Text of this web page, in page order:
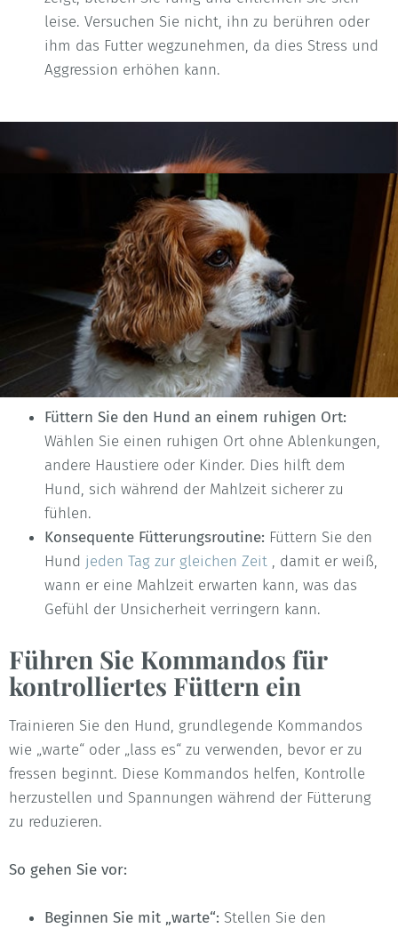
leise. Versuchen Sie nicht, ihn zu berühren oder
ihm das Futter wegzunehmen, da dies Stress und
Aggression erhöhen kann.
Etablieren Sie eine
Fütterungsroutine und eine
sichere Umgebung
Schaffen Sie eine vorhersehbare Fütterungsumgebung,
die sicher und ruhig ist. Hunde, die das Gefühl haben,
dass ihre Mahlzeiten routinemäßig und ungestört sind,
neigen weniger zu aggressivem Verhalten.
So gehen Sie vor:
Füttern Sie den Hund an einem ruhigen Ort:
Wählen Sie einen ruhigen Ort ohne Ablenkungen,
andere Haustiere oder Kinder. Dies hilft dem
Hund, sich während der Mahlzeit sicherer zu
fühlen.
Konsequente Fütterungsroutine: Füttern Sie den
Hund jeden Tag zur gleichen Zeit , damit er weiß,
wann er eine Mahlzeit erwarten kann, was das
Gefühl der Unsicherheit verringern kann.
Führen Sie Kommandos für
kontrolliertes Füttern ein
Trainieren Sie den Hund, grundlegende Kommandos
wie „warte“ oder „lass es“ zu verwenden, bevor er zu
fressen beginnt. Diese Kommandos helfen, Kontrolle
herzustellen und Spannungen während der Fütterung
zu reduzieren.
So gehen Sie vor:
Beginnen Sie mit „warte“: Stellen Sie den